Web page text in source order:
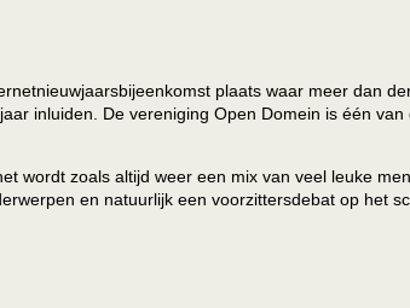
plaats waar meer dan
inluiden. De vereniging Open Domein is één van
wordt zoals altijd weer een mix van veel leuke
en natuurlijk een voorzittersdebat op het